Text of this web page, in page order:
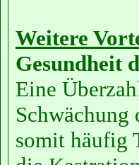
Weitere
Gesundheit
Eine
Schwächung
somit häufig